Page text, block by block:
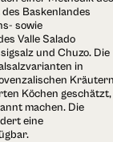
Baskenlandes
sowie
Valle Salado
und Chuzo. Die
in
Köchen geschätzt,
machen. Die
eine